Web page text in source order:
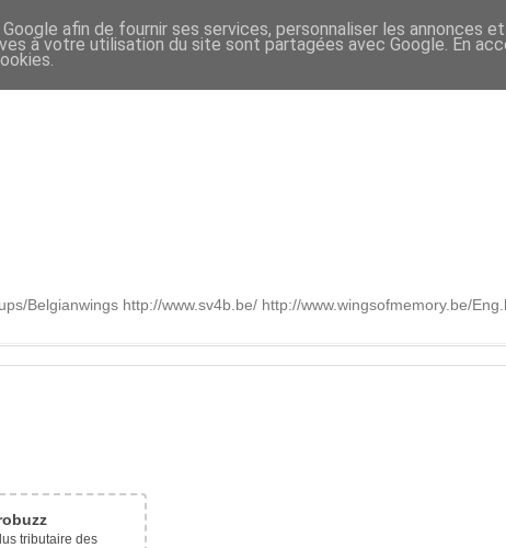
Belgianwings http://www.sv4b.be/ http://www.wingsofmemory.be/
tributaire des
afin de fournir ses services, personnaliser les annonces et
à votre utilisation du site sont partagées avec Google. En